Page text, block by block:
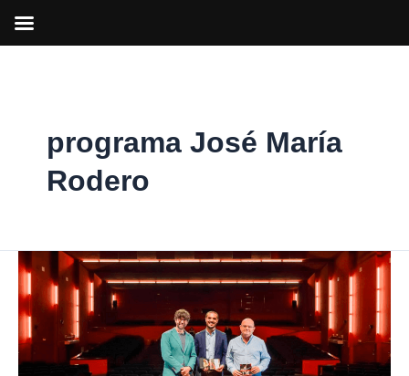
programa José María
Rodero
Luis
Piedrahita
inaugura
el
programa